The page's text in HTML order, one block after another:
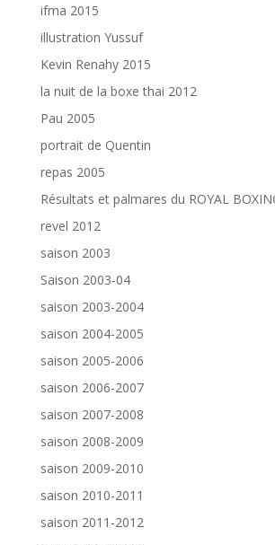
ifma 2015
illustration Yussuf
Kevin Renahy 2015
la nuit de la boxe thai 2012
Pau 2005
portrait de Quentin
repas 2005
Résultats et palmares du ROYAL
revel 2012
saison 2003
Saison 2003-04
saison 2003-2004
saison 2004-2005
saison 2005-2006
saison 2006-2007
saison 2007-2008
saison 2008-2009
saison 2009-2010
saison 2010-2011
saison 2011-2012